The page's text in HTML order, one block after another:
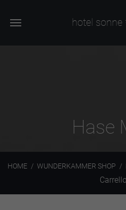
hotel sonne
Hase
HOME WUNDERKAMMER SHOP
Carrello